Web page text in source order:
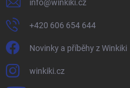
info@winkiki.cz
+420 606 654 644
Novinky a příběhy z Winkiki
winkiki.cz